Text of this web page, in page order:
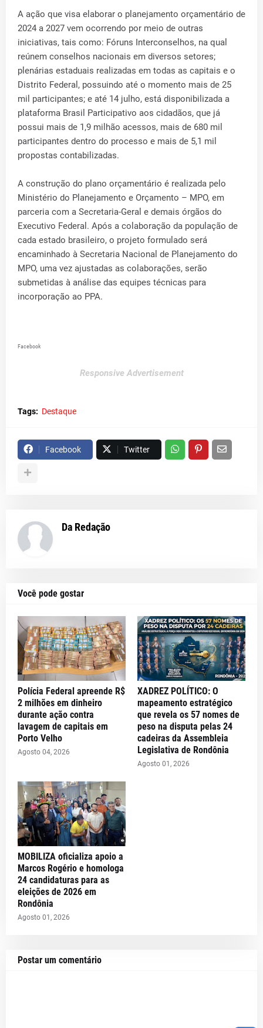
A ação que visa elaborar o planejamento orçamentário de
2024 a 2027 vem ocorrendo por meio de outras
iniciativas, tais como: Fóruns Interconselhos, na qual
reúnem conselhos nacionais em diversos setores;
plenárias estaduais realizadas em todas as capitais e o
Distrito Federal, possuindo até o momento mais de 25
mil participantes; e até 14 julho, está disponibilizada a
plataforma Brasil Participativo aos cidadãos, que já
possui mais de 1,9 milhão acessos, mais de 680 mil
participantes dentro do processo e mais de 5,1 mil
propostas contabilizadas.
A construção do plano orçamentário é realizada pelo
Ministério do Planejamento e Orçamento – MPO, em
parceria com a Secretaria-Geral e demais órgãos do
Executivo Federal. Após a colaboração da população de
cada estado brasileiro, o projeto formulado será
encaminhado à Secretaria Nacional de Planejamento do
MPO, uma vez ajustadas as colaborações, serão
submetidas à análise das equipes técnicas para
incorporação ao PPA.
Facebook
Responsive Advertisement
Tags: Destaque
Facebook Twitter
Da Redação
Você pode gostar
Polícia Federal apreende R$
2 milhões em dinheiro
durante ação contra
lavagem de capitais em
Porto Velho
Agosto 04, 2026
XADREZ POLÍTICO: O
mapeamento estratégico
que revela os 57 nomes de
peso na disputa pelas 24
cadeiras da Assembleia
Legislativa de Rondônia
Agosto 01, 2026
MOBILIZA oficializa apoio a
Marcos Rogério e homologa
24 candidaturas para as
eleições de 2026 em
Rondônia
Agosto 01, 2026
Postar um comentário